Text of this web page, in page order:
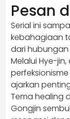
Pesan
Serial ini
kebahagiaan
dari
Melalui Hye-
ajarkan
Tema healing
Gongjin